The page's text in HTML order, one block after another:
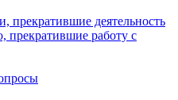
прекратившие деятельность
прекратившие работу с